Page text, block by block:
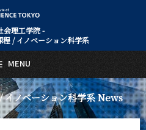
会理工学院 -
/ イノベーション科学系
イノベーション科学系 News
MENU
English
ベーション科学系について